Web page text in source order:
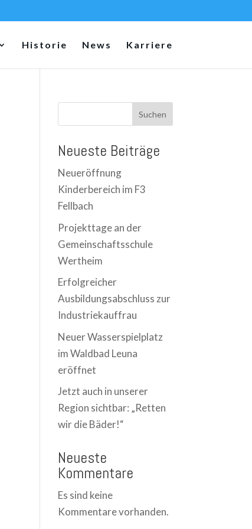
Historie News Karriere
Suchen
Neueste Beiträge
Neueröffnung
Kinderbereich im F3
Fellbach
Projekttage an der
Gemeinschaftsschule
Wertheim
Erfolgreicher
Ausbildungsabschluss zur
Industriekauffrau
Neuer Wasserspielplatz
im Waldbad Leuna
eröffnet
Jetzt auch in unserer
Region sichtbar: „Retten
wir die Bäder!“
Neueste
Kommentare
Es sind keine
Kommentare vorhanden.